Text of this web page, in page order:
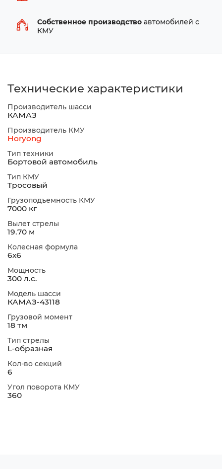
Собственное производство автомобилей с
КМУ
Технические характеристики
Производитель шасси
КАМАЗ
Производитель КМУ
Horyong
Тип техники
Бортовой автомобиль
Тип КМУ
Тросовый
Грузоподъемность КМУ
7000 кг
Вылет стрелы
19.70 м
Колесная формула
6х6
Мощность
300 л.с.
Модель шасси
КАМАЗ-43118
Грузовой момент
18 тм
Тип стрелы
L-образная
Кол-во секций
6
Угол поворота КМУ
360